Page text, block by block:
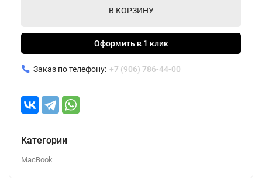
В КОРЗИНУ
Оформить в 1 клик
Заказ по телефону: +7 (906) 786-44-00
Категории
MacBook